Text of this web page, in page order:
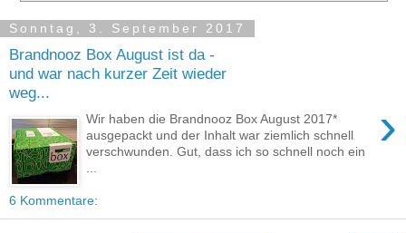
Sonntag, 3. September 2017
Brandnooz Box August ist da -
und war nach kurzer Zeit wieder
weg...
›
Wir haben die Brandnooz Box August 2017*
ausgepackt und der Inhalt war ziemlich schnell
verschwunden. Gut, dass ich so schnell noch ein
6 Kommentare: